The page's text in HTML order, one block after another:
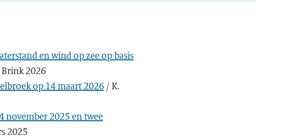
en wind op zee op basis
Brink 2026
op 14 maart 2026 / K.
november 2025 en twee
2025